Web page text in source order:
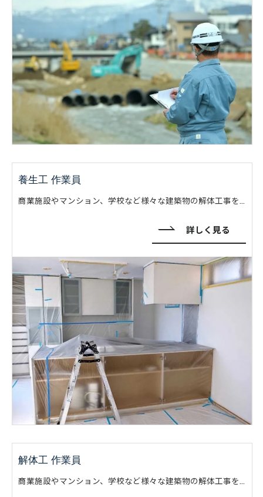
養生工 作業員
詳しく見る
解体工 作業員
商業施設やマンション、学校など様々な建築物の解体工事を手がけております。大手ゼネコン様と共に約20年間かけて培って技術と経験は、多くの方から厚い信頼を寄せていただき、豊富な実績を有しております。